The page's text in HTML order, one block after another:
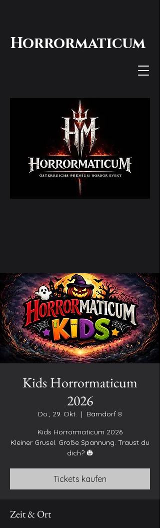
Horrormaticum
Kids Horrormaticum
2026
Do., 29. Okt.
  |
Bärndorf 8
Kids Horrormaticum 2026
Kleiner Grusel. Große Spannung. Traust du
dich? 🎃
Tickets kaufen
Zeit & Ort